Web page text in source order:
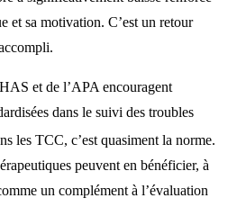
et sa motivation. C’est un retour
et de l’APA encouragent
dans le suivi des troubles
les TCC, c’est quasiment la norme.
peuvent en bénéficier, à
un complément à l’évaluation